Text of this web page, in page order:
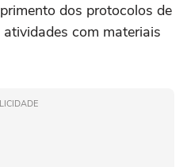
dos protocolos de
com materiais